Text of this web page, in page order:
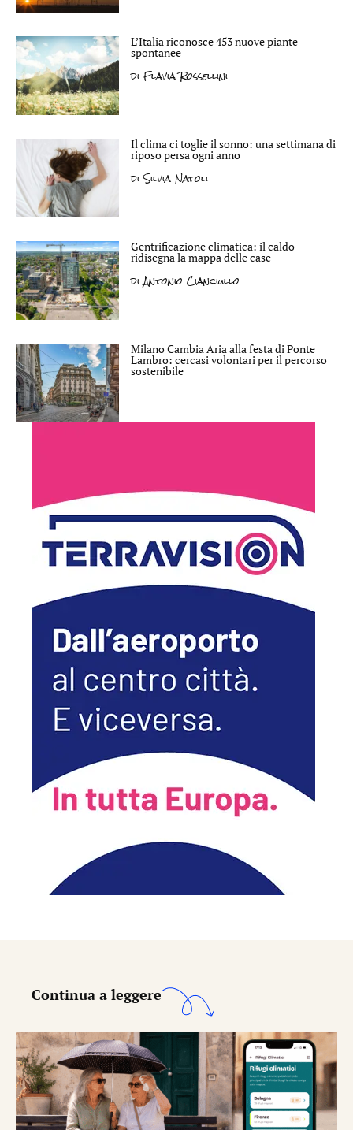
L’Italia riconosce 453 nuove piante
spontanee
di Flavia Rossellini
Il clima ci toglie il sonno: una settimana di
riposo persa ogni anno
diSilvia Natoli
Gentrificazione climatica: il caldo
ridisegna la mappa delle case
diAntonio Cianciullo
Milano Cambia Aria alla festa di Ponte
Lambro: cercasi volontari per il percorso
sostenibile
Continua a leggere